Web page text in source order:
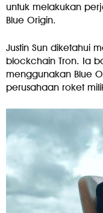
untuk melakukan
Blue Origin.
Justin Sun diketahui
blockchain Tron. Ia
menggunakan Blue
perusahaan roket